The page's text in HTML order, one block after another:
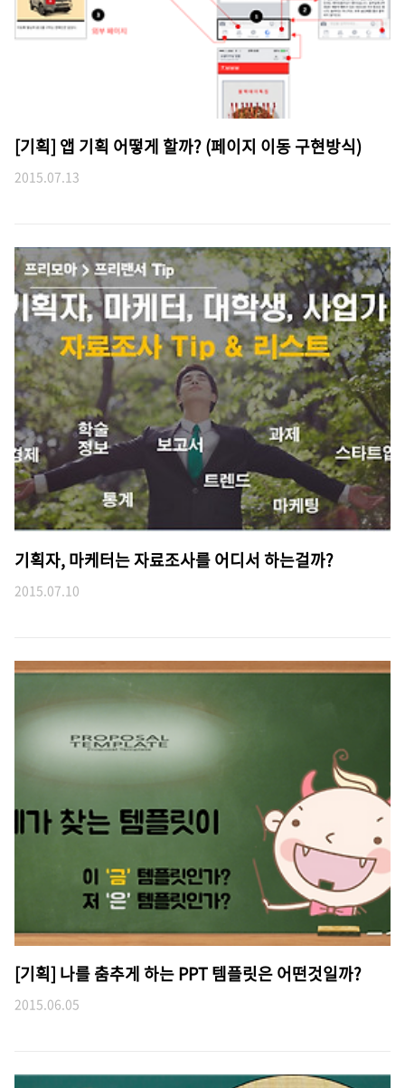
[기획] 앱 기획 어떻게 할까? (페이지 이동 구현방식)
2015.07.13
기획자, 마케터는 자료조사를 어디서 하는걸까?
2015.07.10
[기획] 나를 춤추게 하는 PPT 템플릿은 어떤것일까?
2015.06.05